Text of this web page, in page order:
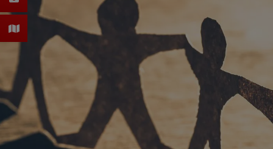
schließen
schließen